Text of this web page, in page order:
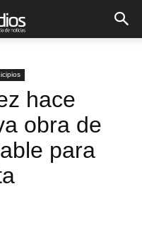
hace
obra de
para